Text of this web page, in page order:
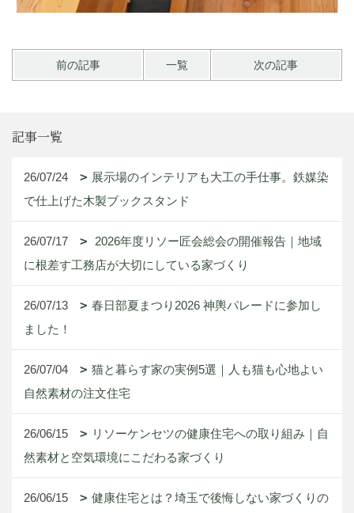
前の記事 一覧 次の記事
記事一覧
26/07/24
展示場のインテリアも大工の手仕事。鉄媒染
で仕上げた木製ブックスタンド
26/07/17
2026年度リソー匠会総会の開催報告｜地域
に根差す工務店が大切にしている家づくり
26/07/13
春日部夏まつり2026 神輿パレードに参加し
ました！
26/07/04
猫と暮らす家の実例5選｜人も猫も心地よい
自然素材の注文住宅
26/06/15
リソーケンセツの健康住宅への取り組み｜自
然素材と空気環境にこだわる家づくり
26/06/15
健康住宅とは？埼玉で後悔しない家づくりの